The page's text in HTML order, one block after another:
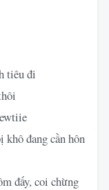
tiêu đi
đang cần hôn
đấy, coi chừng